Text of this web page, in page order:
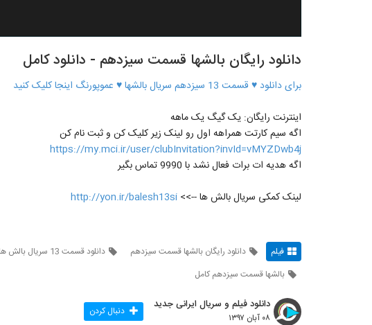
دانلود رایگان بالشها قسمت سیزدهم - دانلود کامل
برای دانلود ♥ قسمت 13 سیزدهم سریال بالشها ♥ عموپورنگ اینجا کلیک کنید
اینترنت رایگان: یک گیگ یک ماهه
اگه سیم کارتت همراهه اول رو لینک زیر کلیک کن و ثبت نام کن
https://my.mci.ir/user/clubInvitation?invId=vMYZDwb4j
اگه هدیه ات برات فعال نشد با 9990 تماس بگیر
لینک کمکی سریال بالش ها -->> http://yon.ir/balesh13si
فیلم دانلود رایگان بالشها قسمت سیزدهم دانلود قسمت 13 سریال بالش ها
بالشها قسمت سیزدهم کامل
دانلود فیلم و سریال ایرانی جدید
۰۸ آبان ۱۳۹۷ دنبال کردن